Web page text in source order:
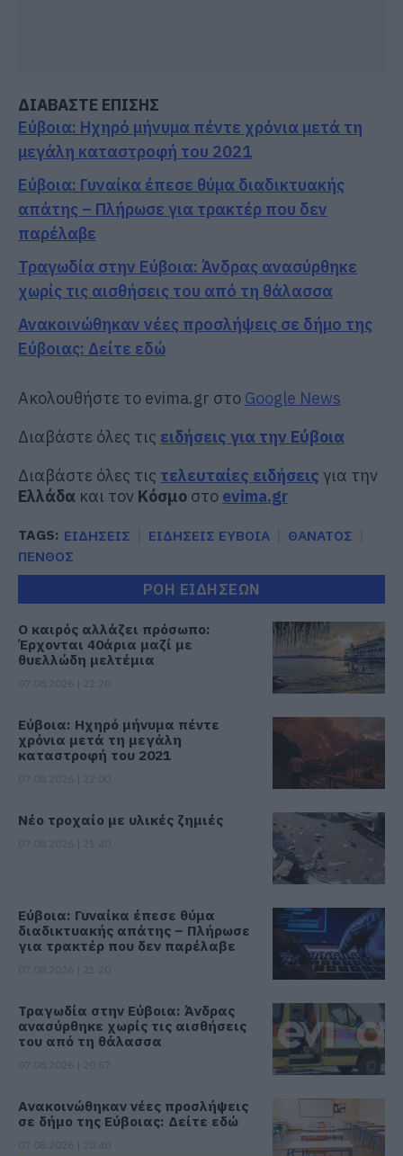
ΔΙΑΒΑΣΤΕ ΕΠΙΣΗΣ
Εύβοια: Ηχηρό μήνυμα πέντε χρόνια μετά τη
μεγάλη καταστροφή του 2021
Εύβοια: Γυναίκα έπεσε θύμα διαδικτυακής
απάτης – Πλήρωσε για τρακτέρ που δεν
παρέλαβε
Τραγωδία στην Εύβοια: Άνδρας ανασύρθηκε
χωρίς τις αισθήσεις του από τη θάλασσα
Ανακοινώθηκαν νέες προσλήψεις σε δήμο της
Εύβοιας: Δείτε εδώ
Ακολουθήστε το evima.gr στο Google News
Διαβάστε όλες τις ειδήσεις για την Εύβοια
Διαβάστε όλες τις τελευταίες ειδήσεις για την
Ελλάδα και τον Κόσμο στο evima.gr
TAGS: ΕΙΔΗΣΕΙΣ ΕΙΔΗΣΕΙΣ ΕΥΒΟΙΑ
ΘΑΝΑΤΟΣ
ΠΕΝΘΟΣ
ΡΟΗ ΕΙΔΗΣΕΩΝ
Ο καιρός αλλάζει πρόσωπο:
Έρχονται 40άρια μαζί με
θυελλώδη μελτέμια
Εύβοια: Ηχηρό μήνυμα πέντε
χρόνια μετά τη μεγάλη
καταστροφή του 2021
Νέο τροχαίο με υλικές ζημιές
Εύβοια: Γυναίκα έπεσε θύμα
διαδικτυακής απάτης – Πλήρωσε
για τρακτέρ που δεν παρέλαβε
Τραγωδία στην Εύβοια: Άνδρας
ανασύρθηκε χωρίς τις αισθήσεις
του από τη θάλασσα
Ανακοινώθηκαν νέες προσλήψεις
σε δήμο της Εύβοιας: Δείτε εδώ